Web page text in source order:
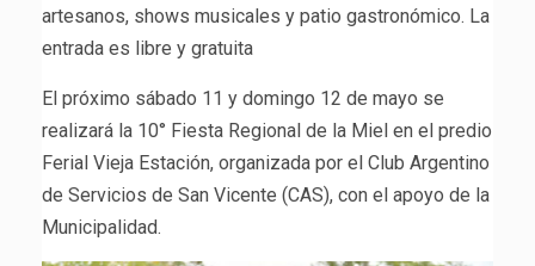
artesanos, shows musicales y patio gastronómico. La
entrada es libre y gratuita
El próximo sábado 11 y domingo 12 de mayo se
realizará la 10° Fiesta Regional de la Miel en el predio
Ferial Vieja Estación, organizada por el Club Argentino
de Servicios de San Vicente (CAS), con el apoyo de la
Municipalidad.